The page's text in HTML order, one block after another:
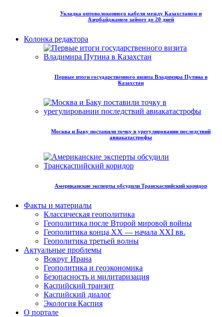
Укладка оптоволоконного кабеля между Казахстаном и
Азербайджаном займет до 20 дней
Колонка редактора
Первые итоги государственного визита Владимира Путина в
Казахстан
Москва и Баку поставили точку в урегулировании последствий
авиакатастрофы
Американские эксперты обсудили Транскаспийский коридор
Факты и материалы
Классическая геополитика
Геополитика после Второй мировой войны
Геополитика конца XX — начала XXI вв.
Геополитика третьей волны
Актуальные проблемы
Вокруг Ирана
Геополитика и геоэкономика
Безопасность и милитаризация
Каспийский транзит
Каспийский диалог
Экология Каспия
О портале